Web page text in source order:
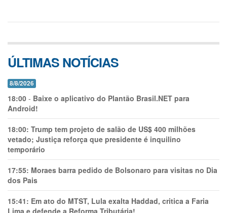
ÚLTIMAS NOTÍCIAS
8/8/2026
18:00 - Baixe o aplicativo do Plantão Brasil.NET para
Android!
18:00: Trump tem projeto de salão de US$ 400 milhões
vetado; Justiça reforça que presidente é inquilino
temporário
17:55: Moraes barra pedido de Bolsonaro para visitas no Dia
dos Pais
15:41: Em ato do MTST, Lula exalta Haddad, critica a Faria
Lima e defende a Reforma Tributária!